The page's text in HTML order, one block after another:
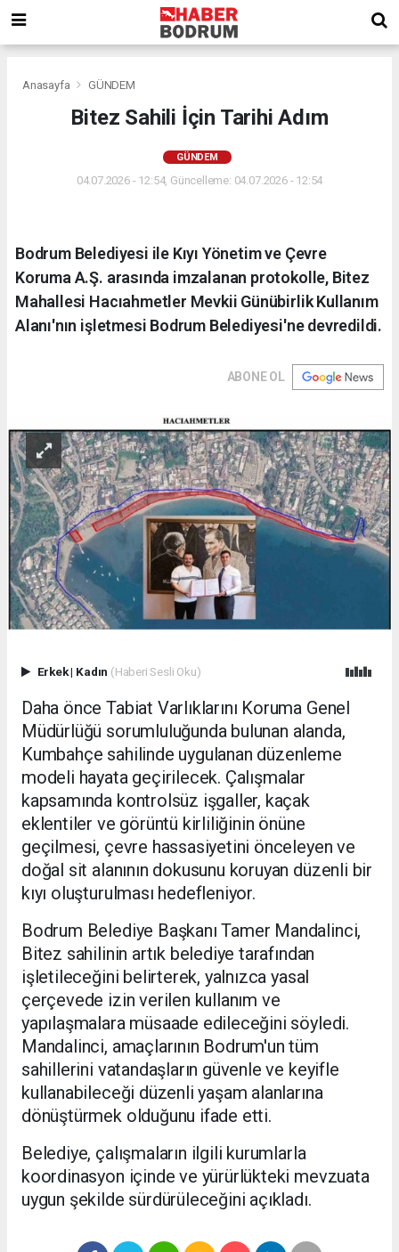
Anasayfa GÜNDEM
Bitez Sahili İçin Tarihi Adım
GÜNDEM
04.07.2026 - 12:54, Güncelleme: 04.07.2026 - 12:54
Bodrum Belediyesi ile Kıyı Yönetim ve Çevre
Koruma A.Ş. arasında imzalanan protokolle, Bitez
Mahallesi Hacıahmetler Mevkii Günübirlik Kullanım
Alanı'nın işletmesi Bodrum Belediyesi'ne devredildi.
ABONE OL
Erkek| Kadın (Haberi Sesli Oku)
Daha önce Tabiat Varlıklarını Koruma Genel
Müdürlüğü sorumluluğunda bulunan alanda,
Kumbahçe sahilinde uygulanan düzenleme
modeli hayata geçirilecek. Çalışmalar
kapsamında kontrolsüz işgaller, kaçak
eklentiler ve görüntü kirliliğinin önüne
geçilmesi, çevre hassasiyetini önceleyen ve
doğal sit alanının dokusunu koruyan düzenli bir
kıyı oluşturulması hedefleniyor.
Bodrum Belediye Başkanı Tamer Mandalinci,
Bitez sahilinin artık belediye tarafından
işletileceğini belirterek, yalnızca yasal
çerçevede izin verilen kullanım ve
yapılaşmalara müsaade edileceğini söyledi.
Mandalinci, amaçlarının Bodrum'un tüm
sahillerini vatandaşların güvenle ve keyifle
kullanabileceği düzenli yaşam alanlarına
dönüştürmek olduğunu ifade etti.
Belediye, çalışmaların ilgili kurumlarla
koordinasyon içinde ve yürürlükteki mevzuata
uygun şekilde sürdürüleceğini açıkladı.